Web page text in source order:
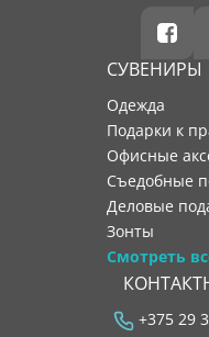
СУВЕНИРЫ
Одежда
Подарки к
Офисные
Съедобные
Деловые
Зонты
Смотреть
+375 29